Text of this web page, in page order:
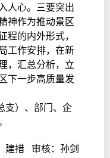
人心。三要突出
神作为推动景区
程的内外形式，
工作安排，在新
，汇总分析，立
下一步高质量发
）、部门、企
建措 审核：孙剑